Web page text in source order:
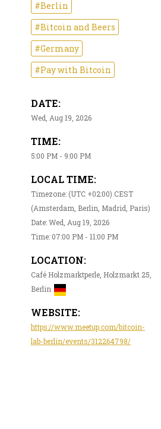
#Berlin
#Bitcoin and Beers
#Germany
#Pay with Bitcoin
DATE:
Wed, Aug 19, 2026
TIME:
5:00 PM - 9:00 PM
LOCAL TIME:
Timezone: (UTC +02:00) CEST
(Amsterdam, Berlin, Madrid, Paris)
Date: Wed, Aug 19, 2026
Time: 07:00 PM - 11:00 PM
LOCATION:
Café Holzmarktperle, Holzmarkt 25,
Berlin
WEBSITE:
https://www.meetup.com/bitcoin-
lab-berlin/events/312264798/